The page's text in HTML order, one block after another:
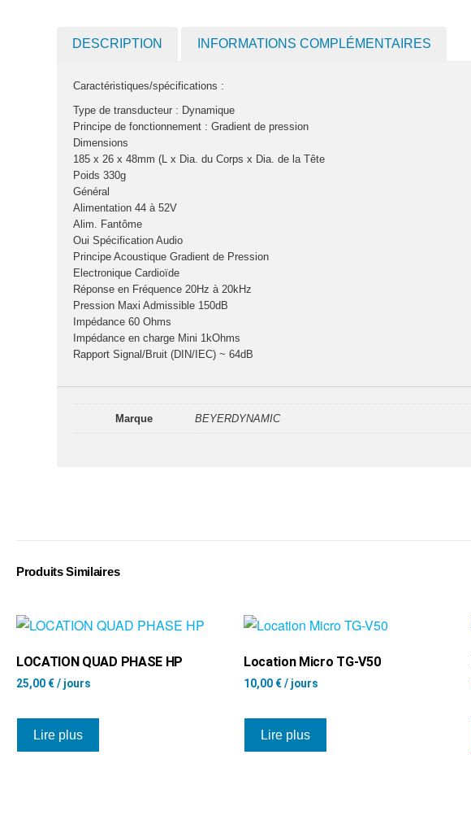
DESCRIPTION INFORMATIONS COMPLÉMENTAIRES
Caractéristiques/spécifications :
Type de transducteur : Dynamique
Principe de fonctionnement : Gradient de pression
Dimensions
185 x 26 x 48mm (L x Dia. du Corps x Dia. de la Tête
Poids 330g
Général
Alimentation 44 à 52V
Alim. Fantôme
Oui Spécification Audio
Principe Acoustique Gradient de Pression
Electronique Cardioïde
Réponse en Fréquence 20Hz à 20kHz
Pression Maxi Admissible 150dB
Impédance 60 Ohms
Impédance en charge Mini 1kOhms
Rapport Signal/Bruit (DIN/IEC) ~ 64dB
Marque BEYERDYNAMIC
Produits Similaires
LOCATION QUAD PHASE HP
25,00 €/ jours
Lire plus
Location Micro TG-V50
10,00 €/ jours
Lire plus